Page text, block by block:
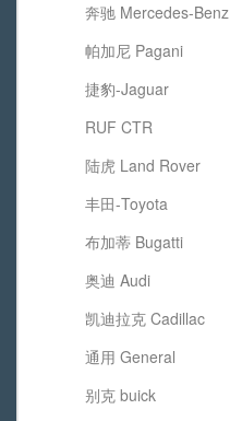
奔驰 Mercedes-Benz
帕加尼 Pagani
捷豹-Jaguar
RUF CTR
陆虎 Land Rover
丰田-Toyota
布加蒂 Bugatti
奥迪 Audi
凯迪拉克 Cadillac
通用 General
别克 buick